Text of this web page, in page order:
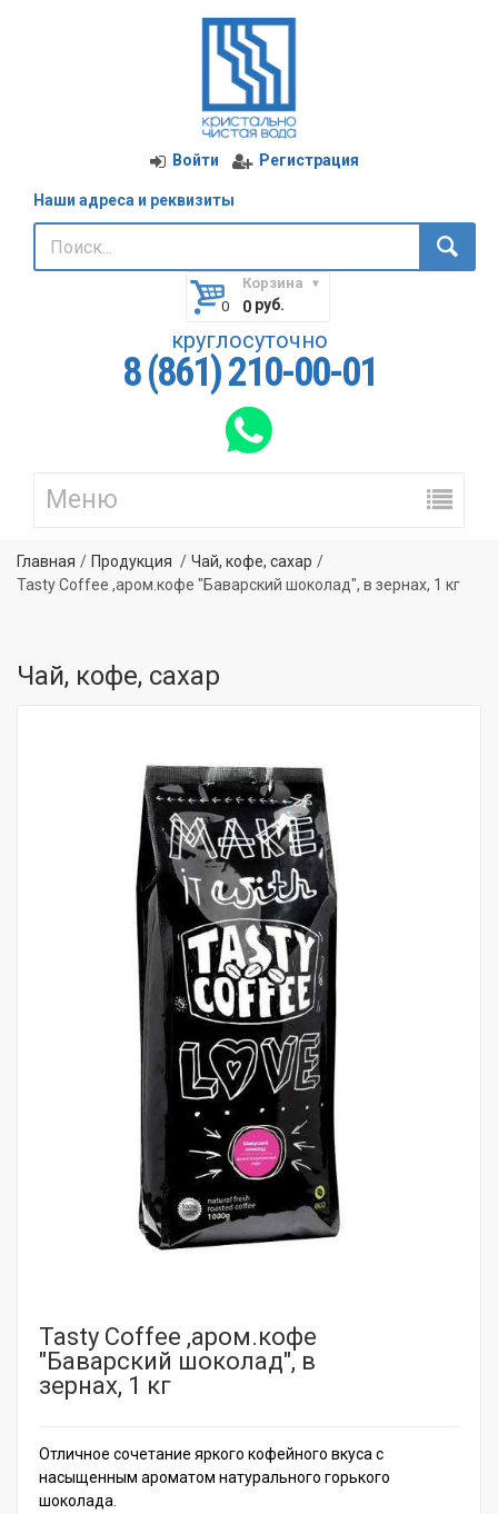
Войти Регистрация
Наши адреса и реквизиты
Корзина
0руб.
круглосуточно
8 (861) 210-00-01
Главная Продукция
Чай, кофе, сахар
Tasty Coffee ,аром.кофе "Баварский шоколад", в зернах, 1 кг
Чай, кофе, сахар
Tasty Coffee ,аром.кофе
"Баварский шоколад", в
зернах, 1 кг
Отличное сочетание яркого кофейного вкуса с
насыщенным ароматом натурального горького
шоколада.